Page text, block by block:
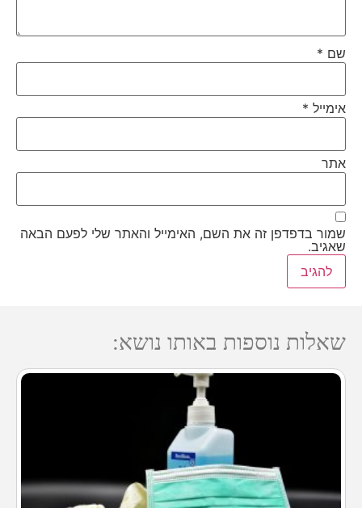
שם *
אימייל *
אתר
שמור בדפדפן זה את השם, האימייל והאתר שלי לפעם הבאה
שאגיב.
שאלות נוספות באותו נושא: